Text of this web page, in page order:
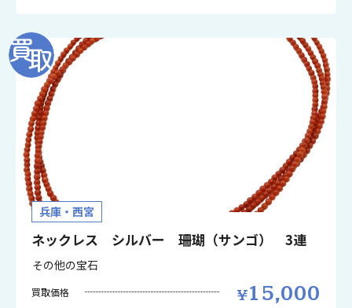
兵庫・西宮
ネックレス シルバー 珊瑚（サンゴ） 3連
その他の宝石
買取価格 15,000